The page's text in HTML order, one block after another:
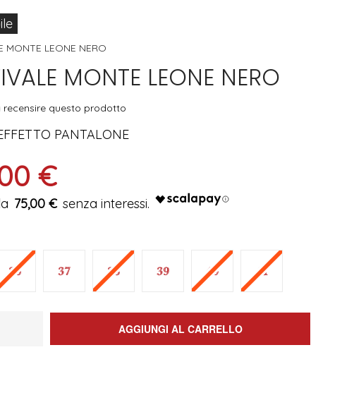
MONTE LEONE NERO
MONTE LEONE NERO
recensire questo prodotto
PANTALONE
€
75,00 €
AGGIUNGI AL CARRELLO